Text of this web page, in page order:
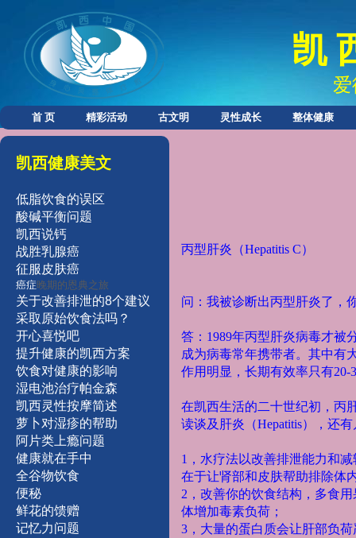
首 页 精彩活动 古文明 灵性成长 整体健康
凯
凯西健康美文
低脂饮食的误区
酸碱平衡问题
凯西说钙
战胜乳腺癌
征服皮肤癌
癌症晚期的恩典之旅
关于改善排泄的8个建议
采取原始饮食法吗？
开心喜悦吧
提升健康的凯西方案
饮食对健康的影响
湿电池治疗帕金森
凯西灵性按摩简述
萝卜对湿疹的帮助
阿片类上瘾问题
健康就在手中
全谷物饮食
便秘
鲜花的馈赠
记忆力问题
丙型肝炎（Hepatitis C）
问：我被诊断出丙型肝炎了，
答：1989年丙型肝炎病毒才被
成为病毒常年携带者。其中有
作用明显，长期有效率只有
在凯西生活的二十世纪初，丙
读谈及肝炎（Hepatitis），还
1，水疗法以改善排泄能力和
在于让肾部和皮肤帮助排除体
2，改善你的饮食结构，多食
体增加毒素负荷；
3，大量的蛋白质会让肝部负